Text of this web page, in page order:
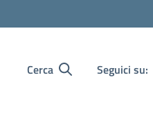
Cerca Seguici su: